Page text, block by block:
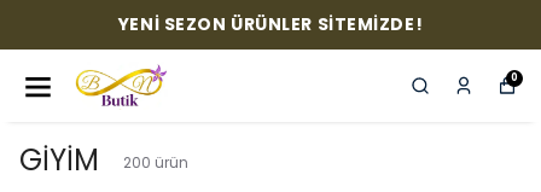
YENİ SEZON ÜRÜNLER SİTEMİZDE!
0
GİYİM 200 ürün